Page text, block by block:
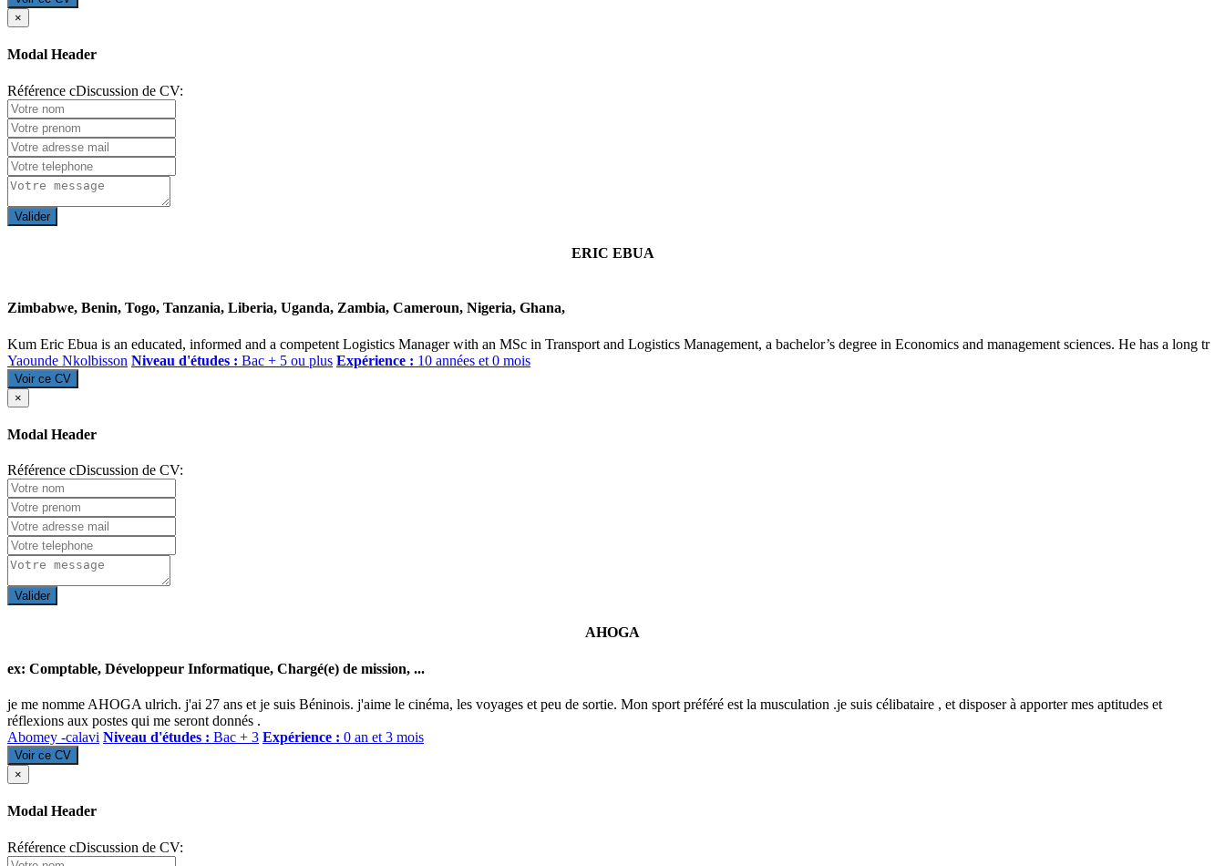
×
Modal Header
Référence cDiscussion de CV:
Valider
ERIC EBUA
Zimbabwe, Benin, Togo, Tanzania, Liberia, Uganda, Zambia, Cameroun, Nigeria, Ghana,
Kum Eric Ebua is an educated, informed and a competent Logistics Manager with an MSc in Transport and Logistics Management, a bachelor’s degree in Economics and management sciences. He has a long tr
Yaounde Nkolbisson Niveau d'études : Bac + 5 ou plus Expérience : 10 années et 0 mois
Voir ce CV
×
Modal Header
Référence cDiscussion de CV:
Valider
AHOGA
ex: Comptable, Développeur Informatique, Chargé(e) de mission, ...
je me nomme AHOGA ulrich. j'ai 27 ans et je suis Béninois. j'aime le cinéma, les voyages et peu de sortie. Mon sport préféré est la musculation .je suis célibataire , et disposer à apporter mes aptitudes et
réflexions aux postes qui me seront donnés .
Abomey -calavi Niveau d'études : Bac + 3 Expérience : 0 an et 3 mois
Voir ce CV
×
Modal Header
Référence cDiscussion de CV: